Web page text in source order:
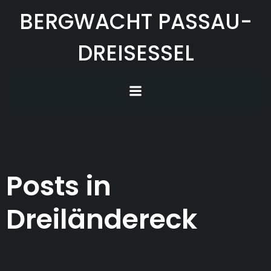
Inhalt
BERGWACHT PASSAU-
DREISESSEL
Posts in
Dreiländereck